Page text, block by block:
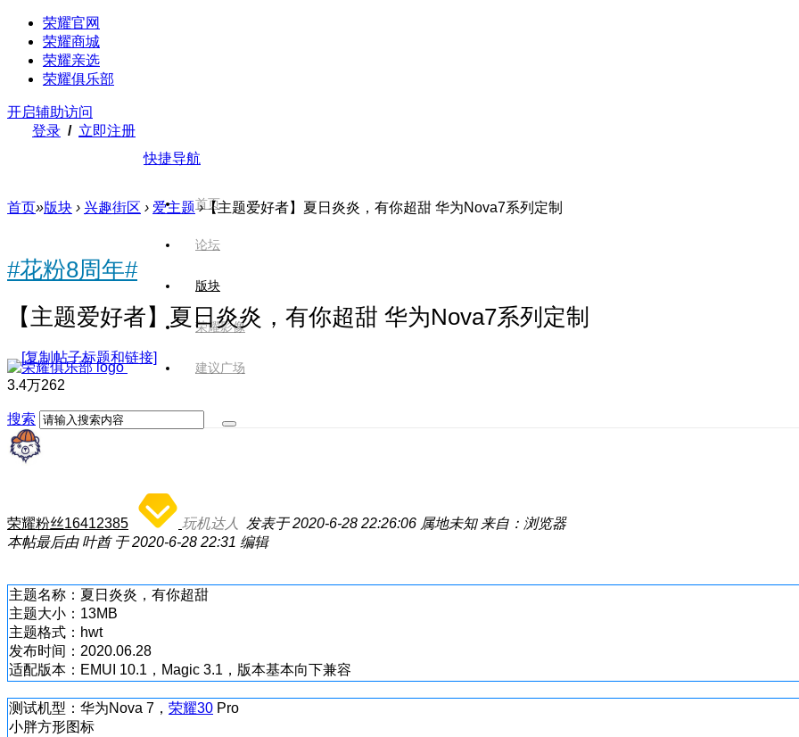
荣耀官网
荣耀商城
荣耀亲选
荣耀俱乐部
开启辅助访问
登录 / 立即注册
快捷导航
首页
论坛
版块
荣耀影像
建议广场
搜索
首页»版块 › 兴趣街区 › 爱主题 ›【主题爱好者】夏日炎炎，有你超甜 华为Nova7系列定制
#花粉8周年#
【主题爱好者】夏日炎炎，有你超甜 华为Nova7系列定制
[复制帖子标题和链接]
3.4万262
荣耀粉丝16412385 玩机达人 发表于 2020-6-28 22:26:06 属地未知 来自：浏览器
本帖最后由 叶酋 于 2020-6-28 22:31 编辑
主题名称：夏日炎炎，有你超甜
主题大小：13MB
主题格式：hwt
发布时间：2020.06.28
适配版本：EMUI 10.1，Magic 3.1，版本基本向下兼容
测试机型：华为Nova 7， 荣耀30 Pro
小胖方形图标